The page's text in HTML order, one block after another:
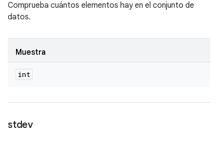
Comprueba cuántos elementos hay en el conjunto de
datos.
Muestra
int
stdev